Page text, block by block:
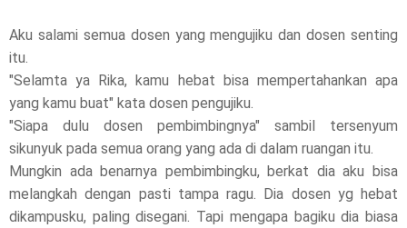
Aku salami semua dosen yang mengujiku dan dosen senting
itu.
"Selamta ya Rika, kamu hebat bisa mempertahankan apa
yang kamu buat" kata dosen pengujiku.
"Siapa dulu dosen pembimbingnya" sambil tersenyum
sikunyuk pada semua orang yang ada di dalam ruangan itu.
Mungkin ada benarnya pembimbingku, berkat dia aku bisa
melangkah dengan pasti tampa ragu. Dia dosen yg hebat
dikampusku, paling disegani. Tapi mengapa bagiku dia biasa